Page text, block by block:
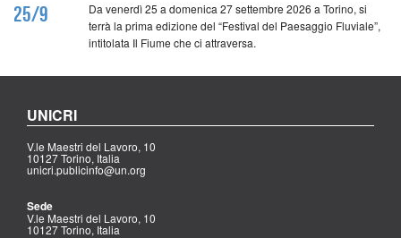
25/9
Da venerdì 25 a domenica 27 settembre 2026 a Torino, si
terrà la prima edizione del “Festival del Paesaggio Fluviale”,
intitolata Il Fiume che ci attraversa.
UNICRI
V.le Maestri del Lavoro, 10
10127 Torino, Italia
unicri.publicinfo@un.org
Sede
V.le Maestri del Lavoro, 10
10127 Torino, Italia